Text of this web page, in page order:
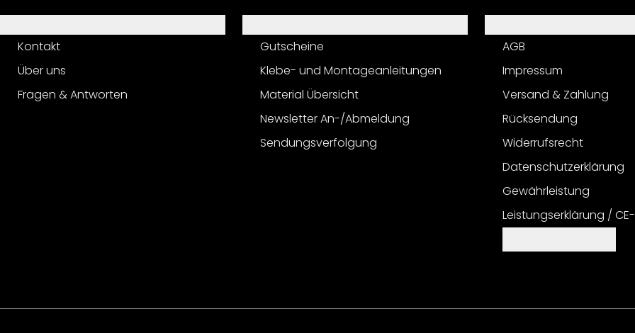
Kontakt
Über uns
Fragen & Antworten
Gutscheine
Klebe- und Montageanleitungen
Material Übersicht
Newsletter An-/Abmeldung
Sendungsverfolgung
AGB
Impressum
Versand & Zahlung
Rücksendung
Widerrufsrecht
Datenschutzerklärung
Gewährleistung
Leistungserklärung /